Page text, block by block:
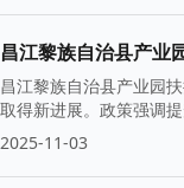
昌江黎族自治县产业
昌江黎族自治县产业园
取得新进展。政策强调
2025-11-03